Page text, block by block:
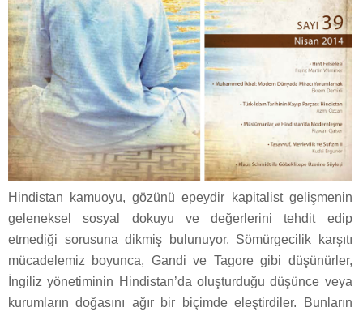
Hindistan kamuoyu, gözünü epeydir kapitalist gelişmenin
geleneksel sosyal dokuyu ve değerlerini tehdit edip
etmediği sorusuna dikmiş bulunuyor. Sömürgecilik karşıtı
mücadelemiz boyunca, Gandi ve Tagore gibi düşünürler,
İngiliz yönetiminin Hindistan’da oluşturduğu düşünce veya
kurumların doğasını ağır bir biçimde eleştirdiler. Bunların